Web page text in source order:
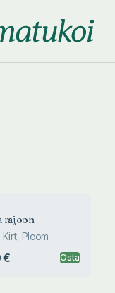
rajoon
Kirt, Ploom
€ Osta